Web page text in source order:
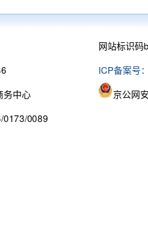
务中心
0173/0089
网站标识
ICP备案号
京公网